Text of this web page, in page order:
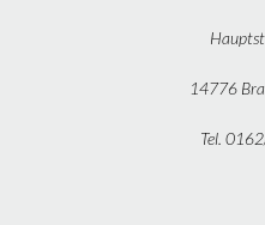
14776
Tel.